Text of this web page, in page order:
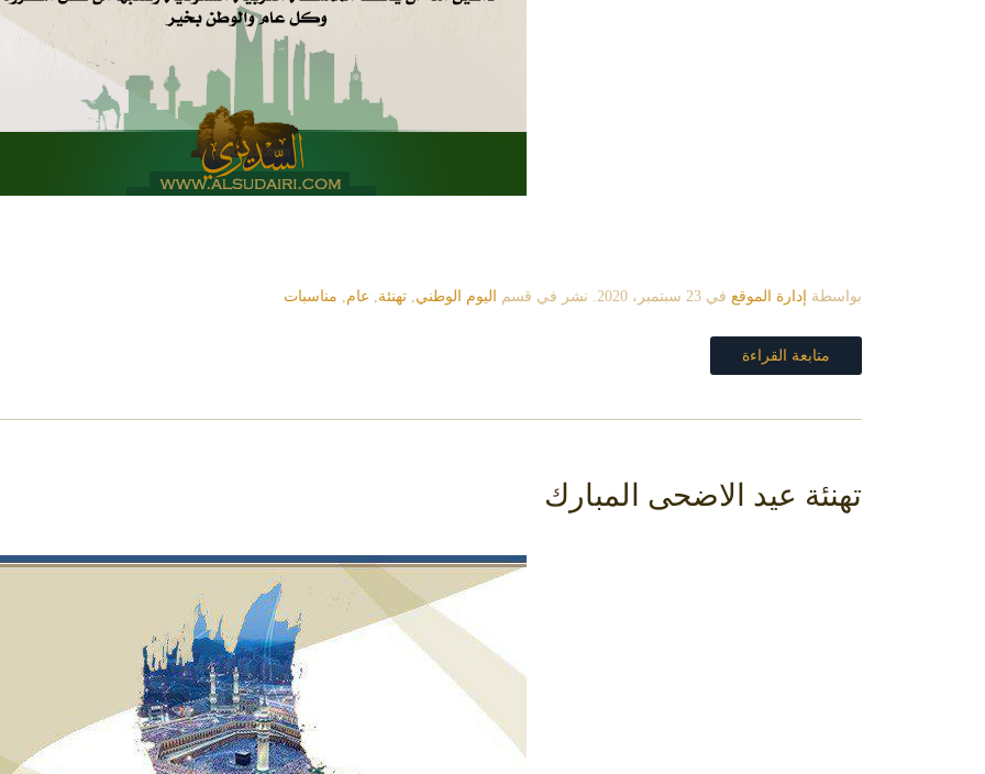
بواسطة إدارة الموقع في 23 سبتمبر، 2020 . نشر في قسم اليوم الوطني, تهنئة, عام, مناسبات
متابعة القراءة
تهنئة عيد الاضحى المبارك